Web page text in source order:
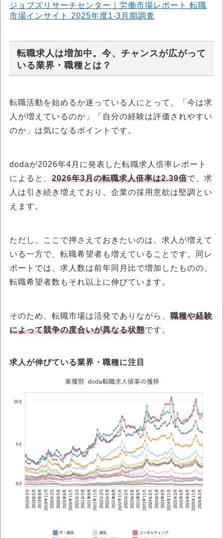
ジョブズリサーチセンター｜労働市場レポート 転職
市場インサイト 2025年度1-3月期調査
転職求人は増加中。今、チャンスが広がって
いる業界・職種とは？
転職活動を始めるか迷っている人にとって、「今は求
人が増えているのか」「自分の経験は評価されやすい
のか」は気になるポイントです。
dodaが2026年4月に発表した転職求人倍率レポート
によると、 2026年3月の転職求人倍率は2.39倍で、求
人は引き続き増えており、企業の採用意欲は堅調とい
えます。
ただし、ここで押さえておきたいのは、求人が増えて
いる一方で、転職希望者も増えていることです。同レ
ポートでは、求人数は前年同月比で増加したものの、
転職希望者数もそれ以上に伸びています。
そのため、転職市場は活発でありながら、 職種や経験
によって競争の度合いが異なる状態です。
求人が伸びている業界・職種に注目